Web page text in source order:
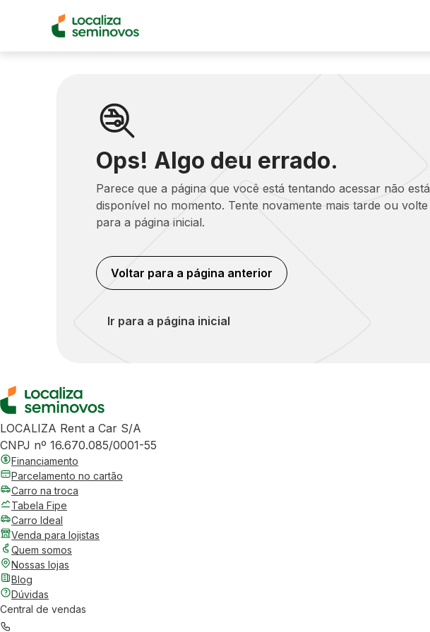
Ops! Algo deu errado.
Parece que a página que você está tentando acessar não está
disponível no momento. Tente novamente mais tarde ou volte
para a página inicial.
Voltar para a página anterior
Ir para a página inicial
LOCALIZA Rent a Car S/A
CNPJ nº 16.670.085/0001-55
Financiamento
Parcelamento no cartão
Carro na troca
Tabela Fipe
Carro Ideal
Venda para lojistas
Quem somos
Nossas lojas
Blog
Dúvidas
Central de vendas